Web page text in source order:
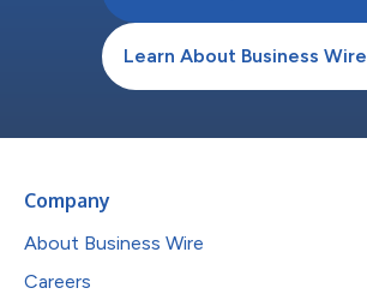
Learn About Business Wire
Company
About Business Wire
Careers